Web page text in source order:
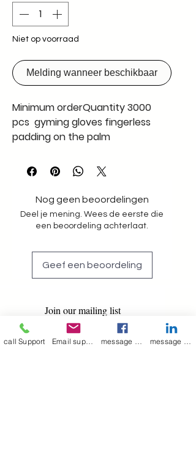
Niet op voorraad
Melding wanneer beschikbaar
Minimum orderQuantity 3000
pcs gyming gloves fingerless
padding on the palm
Nog geen beoordelingen
Deel je mening. Wees de eerste die
een beoordeling achterlaat.
Geef een beoordeling
Join our mailing list
Email *
call Support Email support